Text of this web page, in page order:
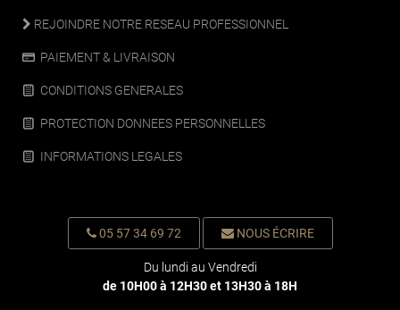
REJOINDRE NOTRE RESEAU PROFESSIONNEL
PAIEMENT & LIVRAISON
CONDITIONS GENERALES
PROTECTION DONNEES PERSONNELLES
INFORMATIONS LEGALES
05 57 34 69 72 NOUS ÉCRIRE
Du lundi au Vendredi
de 10H00 à 12H30 et 13H30 à 18H